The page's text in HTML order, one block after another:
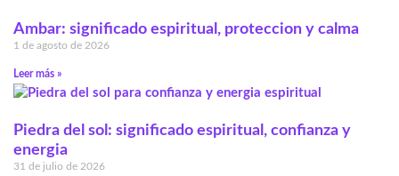
Ambar: significado espiritual, proteccion y calma
1 de agosto de 2026
Leer más »
Piedra del sol: significado espiritual, confianza y
energia
31 de julio de 2026